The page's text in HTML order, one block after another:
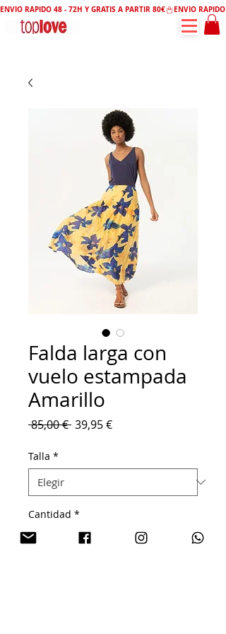
ENVÍO RÁPIDO 48 - 72H Y GRATIS A PARTIR 80€
Falda larga con
vuelo estampada
Amarillo
85,00 € Precio
39,95 €Precio
Talla *
Cantidad *